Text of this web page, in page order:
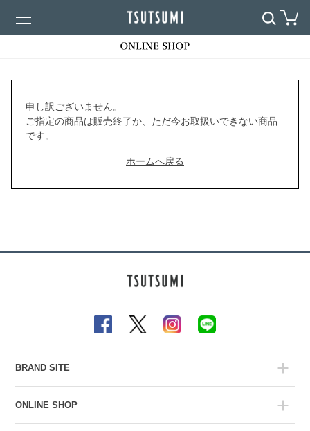
申し訳ございません。
ご指定の商品は販売終了か、ただ今お取扱いできない商品
です。
ホームへ戻る
BRAND SITE
ONLINE SHOP